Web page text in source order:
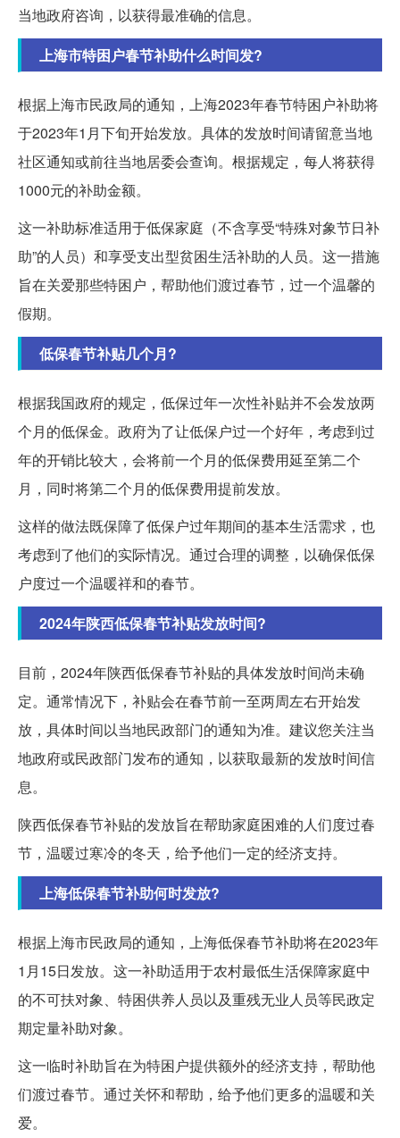
当地政府咨询，以获得最准确的信息。
上海市特困户春节补助什么时间发?
根据上海市民政局的通知，上海2023年春节特困户补助将
于2023年1月下旬开始发放。具体的发放时间请留意当地
社区通知或前往当地居委会查询。根据规定，每人将获得
1000元的补助金额。
这一补助标准适用于低保家庭（不含享受“特殊对象节日补
助”的人员）和享受支出型贫困生活补助的人员。这一措施
旨在关爱那些特困户，帮助他们渡过春节，过一个温馨的
假期。
低保春节补贴几个月?
根据我国政府的规定，低保过年一次性补贴并不会发放两
个月的低保金。政府为了让低保户过一个好年，考虑到过
年的开销比较大，会将前一个月的低保费用延至第二个
月，同时将第二个月的低保费用提前发放。
这样的做法既保障了低保户过年期间的基本生活需求，也
考虑到了他们的实际情况。通过合理的调整，以确保低保
户度过一个温暖祥和的春节。
2024年陕西低保春节补贴发放时间?
目前，2024年陕西低保春节补贴的具体发放时间尚未确
定。通常情况下，补贴会在春节前一至两周左右开始发
放，具体时间以当地民政部门的通知为准。建议您关注当
地政府或民政部门发布的通知，以获取最新的发放时间信
息。
陕西低保春节补贴的发放旨在帮助家庭困难的人们度过春
节，温暖过寒冷的冬天，给予他们一定的经济支持。
上海低保春节补助何时发放?
根据上海市民政局的通知，上海低保春节补助将在2023年
1月15日发放。这一补助适用于农村最低生活保障家庭中
的不可扶对象、特困供养人员以及重残无业人员等民政定
期定量补助对象。
这一临时补助旨在为特困户提供额外的经济支持，帮助他
们渡过春节。通过关怀和帮助，给予他们更多的温暖和关
爱。